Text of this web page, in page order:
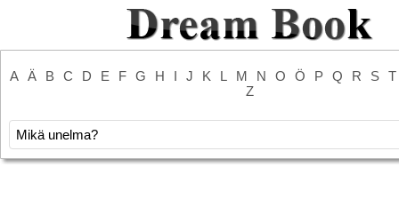
A Ä B C D E F G H I J K L M N O Ö P Q R S
T
Z